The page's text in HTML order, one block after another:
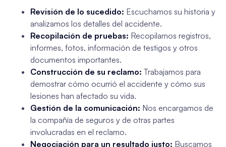
Revisión de lo sucedido: Escuchamos su historia y
analizamos los detalles del accidente.
Recopilación de pruebas: Recopilamos registros,
informes, fotos, información de testigos y otros
documentos importantes.
Construcción de su reclamo: Trabajamos para
demostrar cómo ocurrió el accidente y cómo sus
lesiones han afectado su vida.
Gestión de la comunicación: Nos encargamos de
la compañía de seguros y de otras partes
involucradas en el reclamo.
Negociación para un resultado justo: Buscamos